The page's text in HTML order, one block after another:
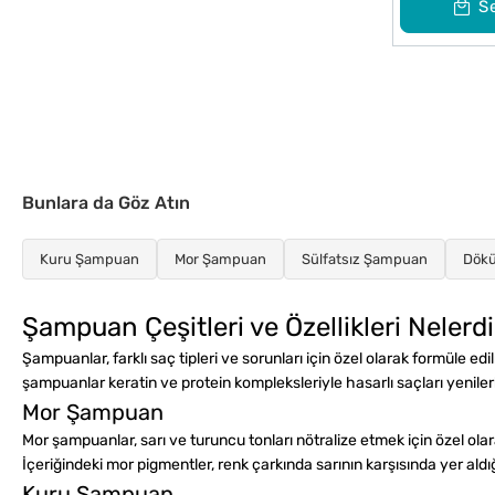
Bunlara da Göz Atın
Kuru Şampuan Mor Şampuan Sülfatsız Şampuan
Şampuan Çeşitleri ve Özellikleri
Şampuanlar, farklı saç tipleri ve sorunları için özel olarak formüle
şampuanlar keratin ve protein kompleksleriyle hasarlı saçları
Mor Şampuan
Mor şampuanlar, sarı ve turuncu tonları nötralize etmek için özel
İçeriğindeki mor pigmentler, renk çarkında sarının karşısında yer